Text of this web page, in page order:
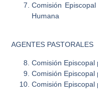
Comisión
Humana
AGENTES PASTORALES
Comisión
Comisión Episcopal
Comisión Episcopal